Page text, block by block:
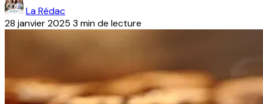
La Rédac
28 janvier 2025 3 min de lecture